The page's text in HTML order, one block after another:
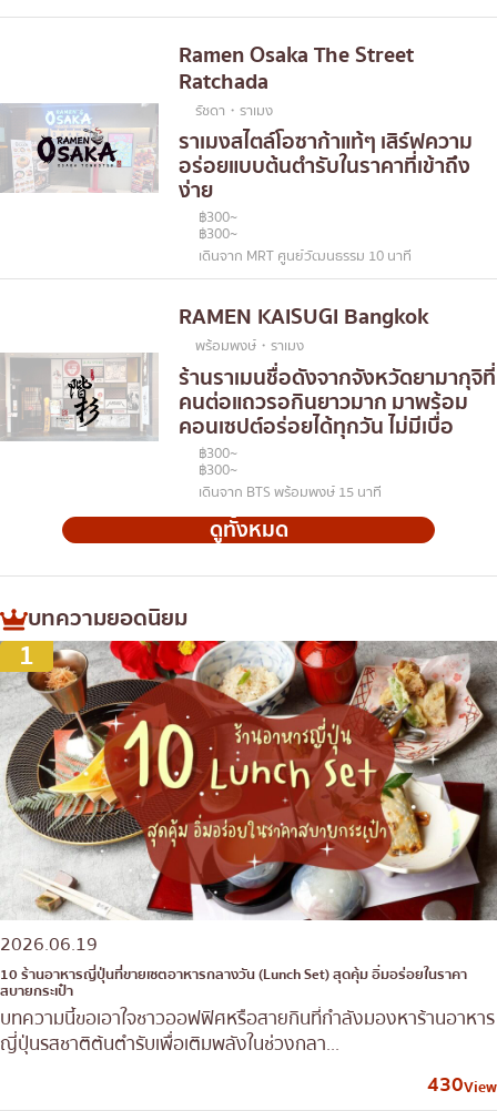
Ramen Osaka The Street
Ratchada
รัชดา・ราเมง
ราเมงสไตล์โอซาก้าแท้ๆ เสิร์ฟความ
อร่อยแบบต้นตำรับในราคาที่เข้าถึง
ง่าย
฿300~
฿300~
เดินจาก MRT ศูนย์วัฒนธรรม 10 นาที
RAMEN KAISUGI Bangkok
พร้อมพงษ์・ราเมง
ร้านราเมนชื่อดังจากจังหวัดยามากุจิที่
คนต่อแถวรอกินยาวมาก มาพร้อม
คอนเซปต์อร่อยได้ทุกวัน ไม่มีเบื่อ
฿300~
฿300~
เดินจาก BTS พร้อมพงษ์ 15 นาที
ดูทั้งหมด
บทความยอดนิยม
1
2026.06.19
10 ร้านอาหารญี่ปุ่นที่ขายเซตอาหารกลางวัน (Lunch Set) สุดคุ้ม อิ่มอร่อยในราคา
สบายกระเป๋า
บทความนี้ขอเอาใจชาวออฟฟิศหรือสายกินที่กำลังมองหาร้านอาหาร
ญี่ปุ่นรสชาติต้นตำรับเพื่อเติมพลังในช่วงกลา...
430View